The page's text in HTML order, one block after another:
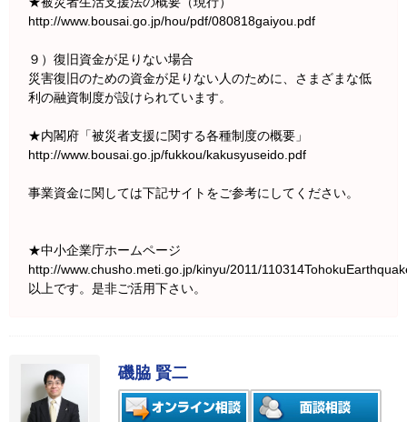
http://www.bousai.go.jp/hou/pdf/080818gaiyou.pdf
９）復旧資金が足りない場合
災害復旧のための資金が足りない人のために、さまざまな低
利の融資制度が設けられています。
★内閣府「被災者支援に関する各種制度の概要」
http://www.bousai.go.jp/fukkou/kakusyuseido.pdf
事業資金に関しては下記サイトをご参考にしてください。
★中小企業庁ホームページ
http://www.chusho.meti.go.jp/kinyu/2011/
以上です。是非ご活用下さい。
磯脇 賢二